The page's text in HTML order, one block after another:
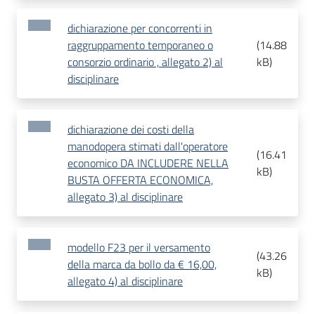
dichiarazione per concorrenti in
raggruppamento temporaneo o
consorzio ordinario , allegato 2) al
disciplinare
(14.88
kB)
dichiarazione dei costi della
manodopera stimati dall'operatore
economico DA INCLUDERE NELLA
BUSTA OFFERTA ECONOMICA,
allegato 3) al disciplinare
(16.41
kB)
modello F23 per il versamento
della marca da bollo da € 16,00,
allegato 4) al disciplinare
(43.26
kB)